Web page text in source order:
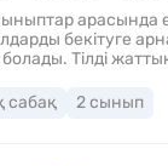
арасында
бекітуге
болады. Тілді
сабақ 2 сынып